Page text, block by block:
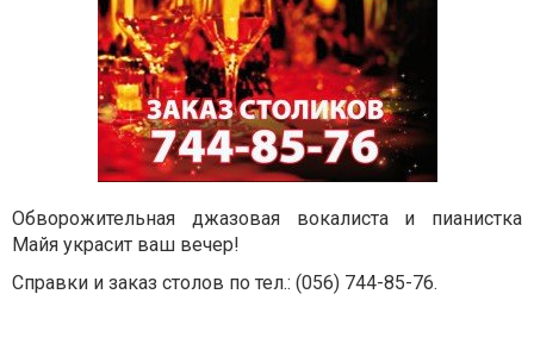
Обворожительная джазовая вокалиста и пианистка
Майя украсит ваш вечер!
Справки и заказ столов по тел.: (056) 744-85-76.